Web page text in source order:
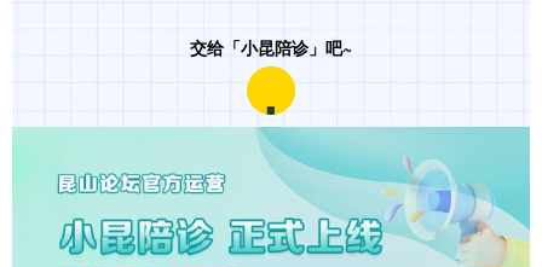
交给「小昆陪诊」吧~